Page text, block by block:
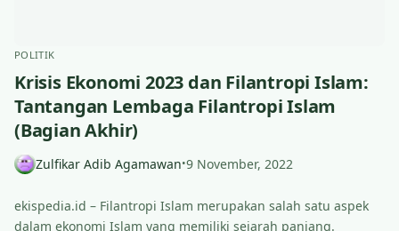
POLITIK
Krisis Ekonomi 2023 dan Filantropi Islam:
Tantangan Lembaga Filantropi Islam
(Bagian Akhir)
Zulfikar Adib Agamawan•9 November, 2022
ekispedia.id – Filantropi Islam merupakan salah satu aspek
dalam ekonomi Islam yang memiliki sejarah panjang.